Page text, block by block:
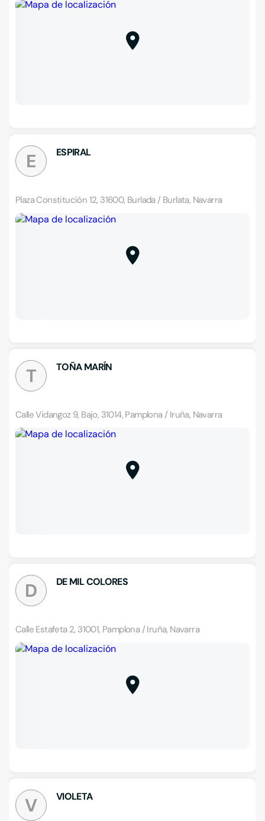
E ESPIRAL
Plaza Constitución 12, 31600, Burlada / Burlata, Navarra
T TOÑA MARÍN
Calle Vidangoz 9, Bajo, 31014, Pamplona / Iruña, Navarra
D DE MIL COLORES
Calle Estafeta 2, 31001, Pamplona / Iruña, Navarra
V VIOLETA